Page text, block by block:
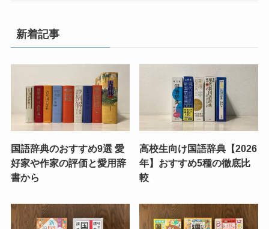
新着記事
国語辞典のおすすめ9選 愛
好家や作家の評価と愛用辞
書から
高校生向け国語辞典【2026
年】おすすめ5種の徹底比
較